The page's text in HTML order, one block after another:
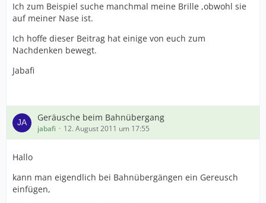
Ich zum Beispiel suche manchmal meine Brille ,obwohl sie
auf meiner Nase ist.
Ich hoffe dieser Beitrag hat einige von euch zum
Nachdenken bewegt.
Jabafi
Geräusche beim Bahnübergang
jabafi 12. August 2011 um 17:55
Hallo
kann man eigendlich bei Bahnübergängen ein Gereusch
einfügen,